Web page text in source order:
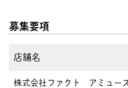
募集要項
店舗名
株式会社ファクト アミュー